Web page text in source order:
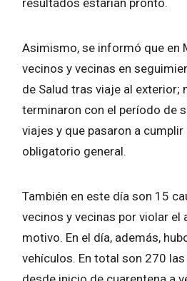
Asimismo, se informó que en
vecinos y vecinas en
de Salud tras viaje al exterior;
terminaron con el período de
viajes y que pasaron a
obligatorio general.
También en este día son 15
vecinos y vecinas por violar el
motivo. En el día, además,
vehículos. En total son 270